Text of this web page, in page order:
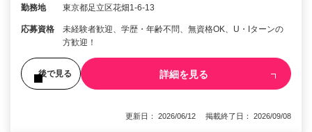
勤務地 東京都足立区花畑1-6-13
応募資格
未経験者歓迎、学歴・年齢不問、無資格OK、U・Iターンの
方歓迎！
後で見る 詳細を見る
更新日： 2026/06/12 掲載終了日： 2026/09/08